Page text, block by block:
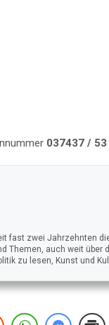
037437 / 53
fast zwei Jahrzehnten
Themen, auch weit über
zu lesen, Kunst und